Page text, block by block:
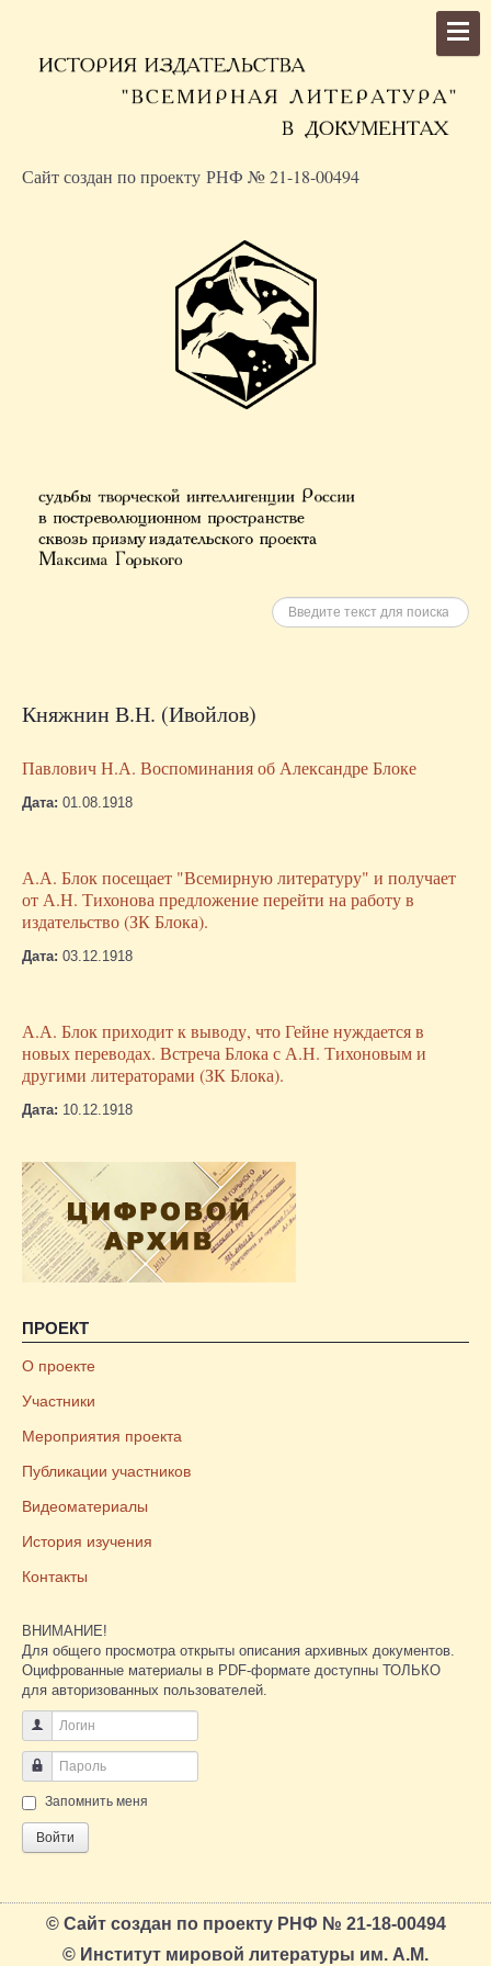
Сайт создан по проекту РНФ № 21-18-00494
Искать
Княжнин В.Н. (Ивойлов)
Павлович Н.А. Воспоминания об Александре Блоке
Дата: 01.08.1918
А.А. Блок посещает "Всемирную литературу" и получает
от А.Н. Тихонова предложение перейти на работу в
издательство (ЗК Блока).
Дата: 03.12.1918
А.А. Блок приходит к выводу, что Гейне нуждается в
новых переводах. Встреча Блока с А.Н. Тихоновым и
другими литераторами (ЗК Блока).
Дата: 10.12.1918
ПРОЕКТ
О проекте
Участники
Мероприятия проекта
Публикации участников
Видеоматериалы
История изучения
Контакты
ВНИМАНИЕ!
Для общего просмотра открыты описания архивных документов.
Оцифрованные материалы в PDF-формате доступны ТОЛЬКО
для авторизованных пользователей.
Логин
Пароль
Запомнить меня
Войти
© Сайт создан по проекту РНФ № 21-18-00494
© Институт мировой литературы им. А.М.